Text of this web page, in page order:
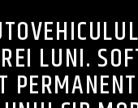
LUNI.